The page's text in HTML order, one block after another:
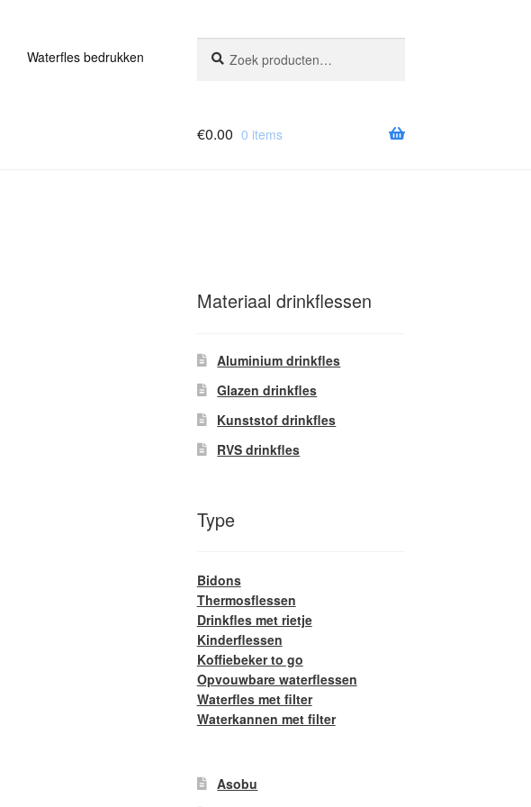
Waterfles bedrukken
naar:
€0.00 0 items
Materiaal drinkflessen
Aluminium drinkfles
Glazen drinkfles
Kunststof drinkfles
RVS drinkfles
Type
Bidons
Thermosflessen
Drinkfles met rietje
Kinderflessen
Koffiebeker to go
Opvouwbare waterflessen
Waterfles met filter
Waterkannen met filter
Asobu